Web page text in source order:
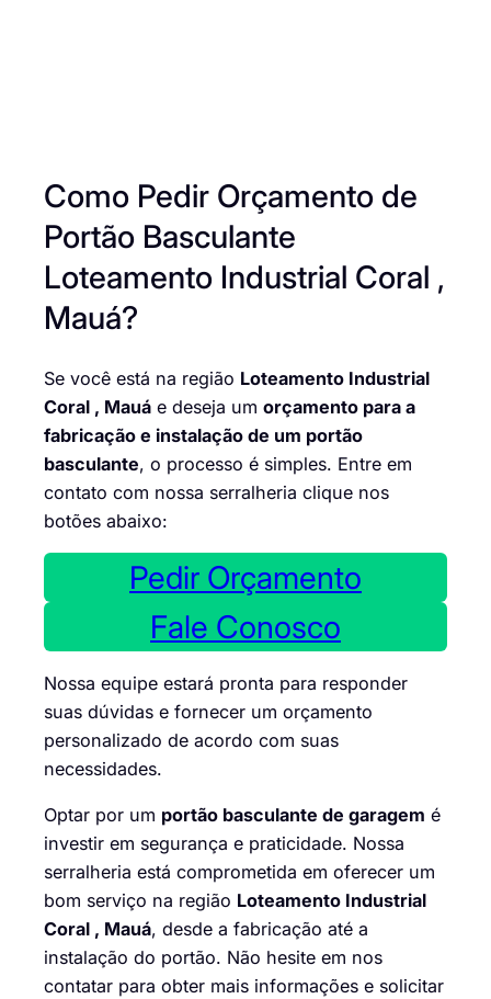
Como Pedir Orçamento de
Portão Basculante
Loteamento Industrial Coral ,
Mauá?
Se você está na região Loteamento Industrial
Coral , Mauá e deseja um orçamento para a
fabricação e instalação de um portão
basculante, o processo é simples. Entre em
contato com nossa serralheria clique nos
botões abaixo:
Pedir Orçamento
Fale Conosco
Nossa equipe estará pronta para responder
suas dúvidas e fornecer um orçamento
personalizado de acordo com suas
necessidades.
Optar por um portão basculante de garagem é
investir em segurança e praticidade. Nossa
serralheria está comprometida em oferecer um
bom serviço na região Loteamento Industrial
Coral , Mauá, desde a fabricação até a
instalação do portão. Não hesite em nos
contatar para obter mais informações e solicitar